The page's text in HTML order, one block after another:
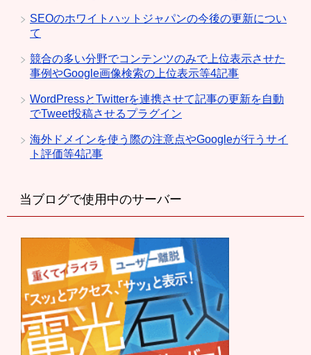
SEOのホワイトハットジャパンの今後の更新につい
て
競合の多い分野でコンテンツのみで上位表示させた
事例やGoogle画像検索の上位表示等4記事
WordPressとTwitterを連携させて記事の更新を自動
でTweet投稿させるプラグイン
海外ドメインを使う際の注意点やGoogleが行うサイ
ト評価等4記事
当ブログで使用中のサーバー